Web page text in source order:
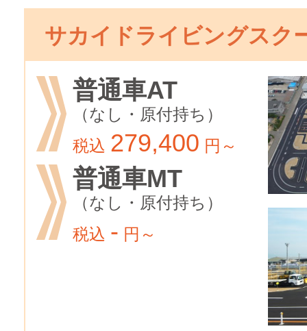
サカイドライビングスク
普通車AT
（なし・原付持ち）
税込 279,400 円～
普通車MT
（なし・原付持ち）
税込 - 円～